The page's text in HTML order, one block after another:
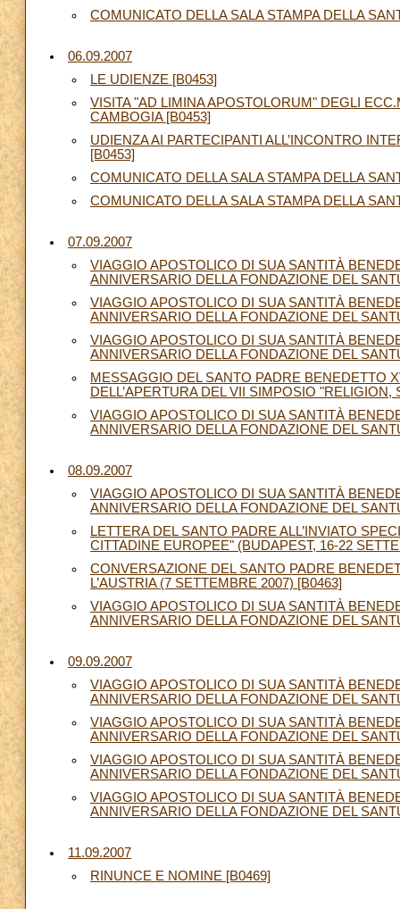
COMUNICATO DELLA SALA STAMPA DELLA
06.09.2007
LE UDIENZE [B0453]
VISITA "AD LIMINA APOSTOLORUM" DEGLI
CAMBOGIA [B0453]
UDIENZA AI PARTECIPANTI ALL’INCONTRO
[B0453]
COMUNICATO DELLA SALA STAMPA DELLA
COMUNICATO DELLA SALA STAMPA DELLA
07.09.2007
VIAGGIO APOSTOLICO DI SUA SANTITÀ
ANNIVERSARIO DELLA FONDAZIONE DEL
VIAGGIO APOSTOLICO DI SUA SANTITÀ
ANNIVERSARIO DELLA FONDAZIONE DEL
VIAGGIO APOSTOLICO DI SUA SANTITÀ
ANNIVERSARIO DELLA FONDAZIONE DEL
MESSAGGIO DEL SANTO PADRE BENEDETTO
DELL’APERTURA DEL VII SIMPOSIO
VIAGGIO APOSTOLICO DI SUA SANTITÀ
ANNIVERSARIO DELLA FONDAZIONE DEL
08.09.2007
VIAGGIO APOSTOLICO DI SUA SANTITÀ
ANNIVERSARIO DELLA FONDAZIONE DEL
LETTERA DEL SANTO PADRE ALL’INVIATO
CITTADINE EUROPEE" (BUDAPEST, 16-22
CONVERSAZIONE DEL SANTO PADRE
L’AUSTRIA (7 SETTEMBRE 2007) [B0463]
VIAGGIO APOSTOLICO DI SUA SANTITÀ
ANNIVERSARIO DELLA FONDAZIONE DEL
09.09.2007
VIAGGIO APOSTOLICO DI SUA SANTITÀ
ANNIVERSARIO DELLA FONDAZIONE DEL
VIAGGIO APOSTOLICO DI SUA SANTITÀ
ANNIVERSARIO DELLA FONDAZIONE DEL
VIAGGIO APOSTOLICO DI SUA SANTITÀ
ANNIVERSARIO DELLA FONDAZIONE DEL
VIAGGIO APOSTOLICO DI SUA SANTITÀ
ANNIVERSARIO DELLA FONDAZIONE DEL
11.09.2007
RINUNCE E NOMINE [B0469]